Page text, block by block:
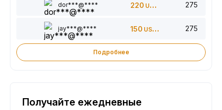
dor***@**** 220 USDT 275
jay***@**** 150 USDT 275
Подробнее
Получайте ежедневные